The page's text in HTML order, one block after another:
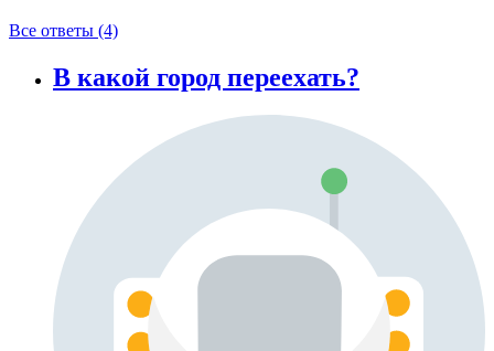
Все ответы (4)
В какой город переехать?